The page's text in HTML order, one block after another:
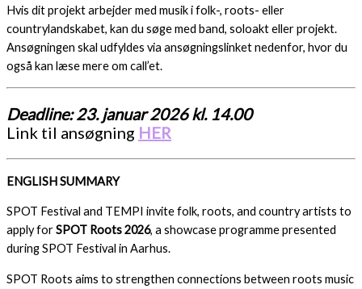
Hvis dit projekt arbejder med musik i folk-, roots- eller
countrylandskabet, kan du søge med band, soloakt eller projekt.
Ansøgningen skal udfyldes via ansøgningslinket nedenfor, hvor du
også kan læse mere om call’et.
Deadline: 23. januar 2026 kl. 14.00
Link til ansøgning HER
ENGLISH SUMMARY
SPOT Festival and TEMPI invite folk, roots, and country artists to
apply forSPOT Roots 2026, a showcase programme presented
during SPOT Festival in Aarhus.
SPOT Roots aims to strengthen connections between roots music